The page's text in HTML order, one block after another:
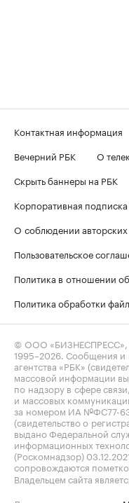
Контактная информация
Вечерний РБК
О
Скрыть баннеры на РБК
Корпоративная подписка
О соблюдении авторских
Пользовательское
Политика в отношении
Политика обработки
© ООО
1995–2026 . Сообщения
агентства «РБК»
массовой информации
по надзору в сфере
и массовых
за номером ИА №ФС77-
(свидетельство о
выдано Федеральной
информационных
(Роскомнадзор)
сопровождаются
Владельцем сайта